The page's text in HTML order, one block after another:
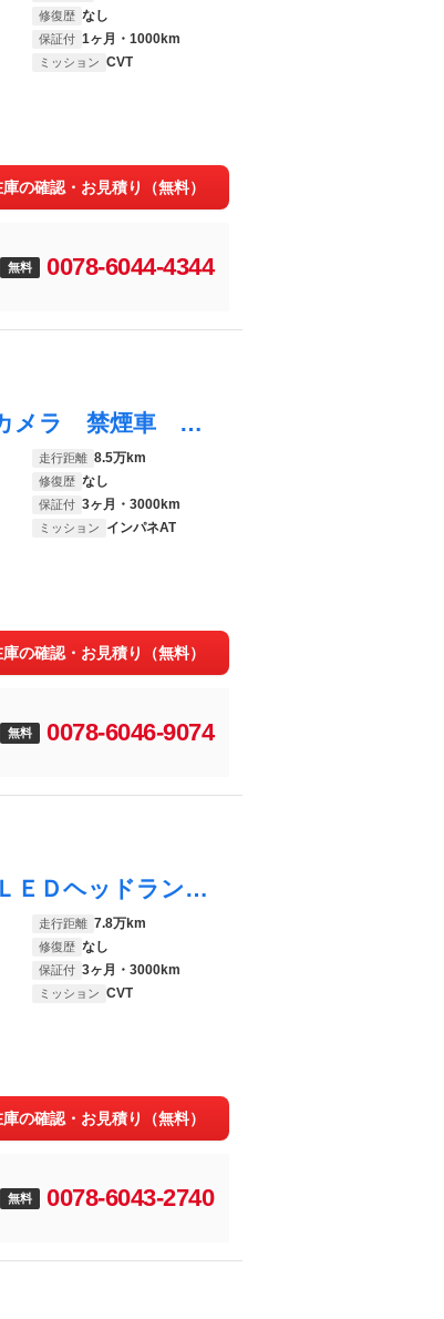
修復歴 なし
保証付 1ヶ月・1000km
ミッション CVT
の確認・お見積り（無料）
無料 0078-6044-4344
プリウスアルファ Ｇ 純正ＨＤＤナビ バックカメラ 禁煙車 スマートキー ＬＥＤヘッド ＥＴＣ クルコン 純正１６インチアルミ オートライト オートエアコン ＣＤ ＤＶＤ再生 地デジ
走行距離 8.5万km
修復歴 なし
保証付 3ヶ月・3000km
ミッション インパネAT
の確認・お見積り（無料）
無料 0078-6046-9074
プリウスアルファ Ｇ クルーズコントロール ＬＥＤヘッドランプ／ハロゲンフォグランプ 革巻きステアリングホイール オートライト ＥＴＣ
走行距離 7.8万km
修復歴 なし
保証付 3ヶ月・3000km
ミッション CVT
の確認・お見積り（無料）
無料 0078-6043-2740